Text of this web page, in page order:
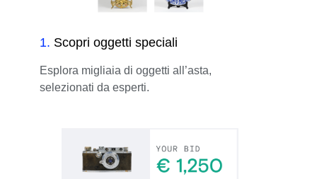
1. Scopri oggetti speciali
Esplora migliaia di oggetti all’asta,
selezionati da esperti.